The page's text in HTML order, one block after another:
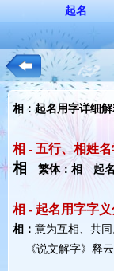
起名
相：起名用字详细
相 - 五行、相姓
相 繁体：相 起名
相 - 起名用字字义
相： 意为互相、共同
《说文解字》释云